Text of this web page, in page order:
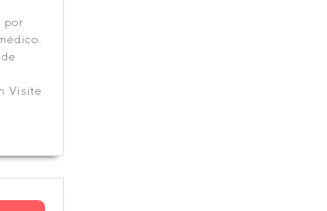
por
Visite